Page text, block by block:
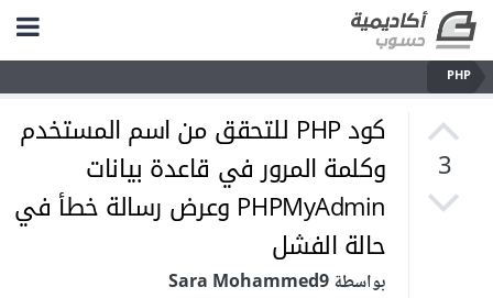
PHP
3
كود PHP للتحقق من اسم المستخدم
وكلمة المرور في قاعدة بيانات
PHPMyAdmin وعرض رسالة خطأ في
حالة الفشل
بواسطة Sara Mohammed9